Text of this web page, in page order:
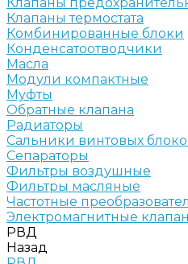
Клапаны термостата
Комбинированные блоки
Конденсатоотводчики
Масла
Модули компактные
Муфты
Обратные клапана
Радиаторы
Сальники винтовых
Сепараторы
Фильтры воздушные
Фильтры масляные
Частотные
Электромагнитные
РВД
Назад